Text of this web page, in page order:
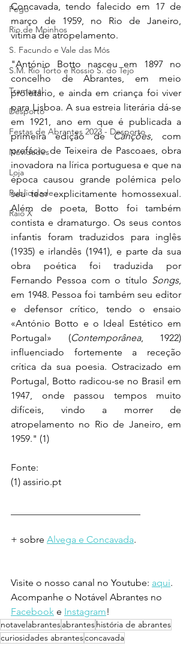
Pego
Rio de Moinhos
S. Facundo e Vale das Mós
S.M. Rio Torto e Rossio S. do Tejo
Tramagal
Desporto
Festas de Abrantes 2023 - Desporto
Novidades
Loja
Publicidade
Raio X
Concavada, tendo falecido em 17 de
março de 1959, no Rio de Janeiro,
vítima de atropelamento.
"António Botto nasceu em 1897 no
concelho de Abrantes, em meio
proletário, e ainda em criança foi viver
para Lisboa. A sua estreia literária dá-se
em 1921, ano em que é publicada a
primeira edição de Canções, com
prefácio de Teixeira de Pascoaes, obra
inovadora na lírica portuguesa e que na
época causou grande polémica pelo
seu teor explicitamente homossexual.
Além de poeta, Botto foi também
contista e dramaturgo. Os seus contos
infantis foram traduzidos para inglês
(1935) e irlandês (1941), e parte da sua
obra poética foi traduzida por
Fernando Pessoa com o título Songs,
em 1948. Pessoa foi também seu editor
e defensor crítico, tendo o ensaio
«António Botto e o Ideal Estético em
Portugal» (Contemporânea, 1922)
influenciado fortemente a receção
crítica da sua poesia. Ostracizado em
Portugal, Botto radicou-se no Brasil em
1947, onde passou tempos muito
difíceis, vindo a morrer de
atropelamento no Rio de Janeiro, em
1959." (1)
Fonte:
(1) assirio.pt
+ sobre Alvega e Concavada.
Visite o nosso canal no Youtube: aqui.
Acompanhe o Notável Abrantes no
Facebook e Instagram!
notavelabrantesabrantes história de abrantes
curiosidades abrantesconcavada